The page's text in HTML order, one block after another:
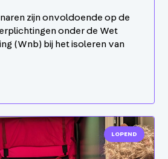
zijn onvoldoende op de
onder de Wet
(Wnb) bij het isoleren van
LOPEND